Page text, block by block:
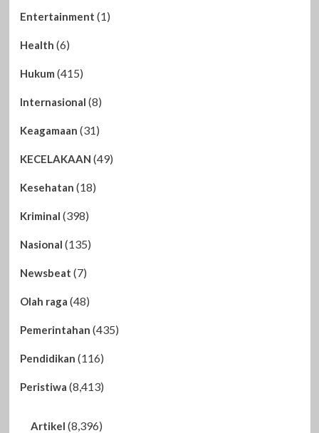
Entertainment (1)
Health (6)
Hukum (415)
Internasional (8)
Keagamaan (31)
KECELAKAAN (49)
Kesehatan (18)
Kriminal (398)
Nasional (135)
Newsbeat (7)
Olah raga (48)
Pemerintahan (435)
Pendidikan (116)
Peristiwa (8,413)
Artikel (8,396)